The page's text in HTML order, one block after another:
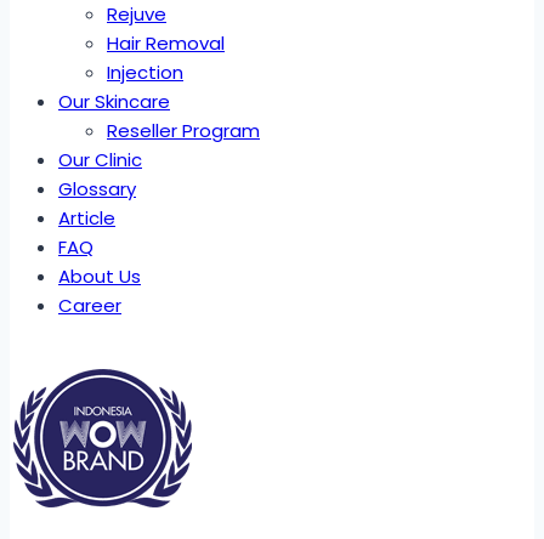
Rejuve
Hair Removal
Injection
Our Skincare
Reseller Program
Our Clinic
Glossary
Article
FAQ
About Us
Career